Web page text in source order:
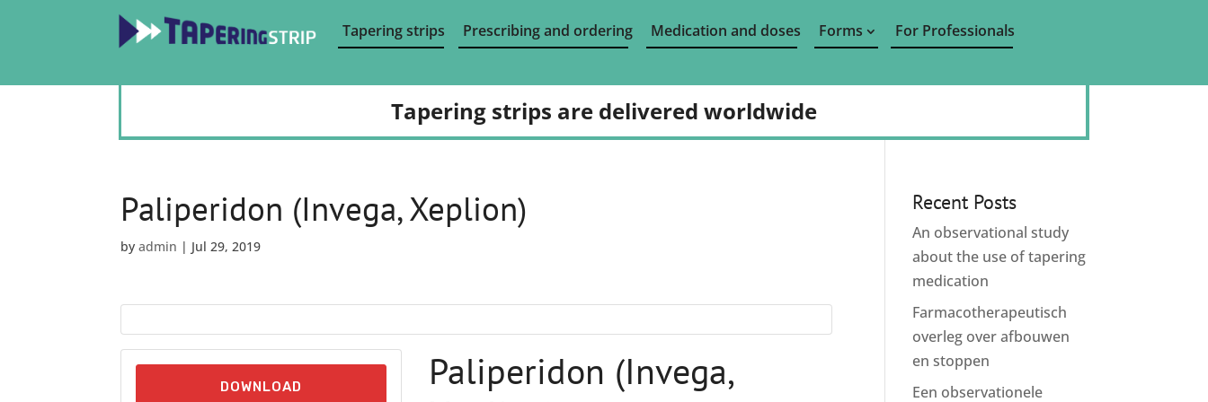
Tapering strips Prescribing and ordering Medication and doses Forms For Professionals
Tapering strips are delivered worldwide
Paliperidon (Invega, Xeplion)
byadmin | Jul 29, 2019
DOWNLOAD
Paliperidon (Invega,
Recent Posts
An observational study
about the use of tapering
medication
Farmacotherapeutisch
overleg over afbouwen
en stoppen
Een observationele